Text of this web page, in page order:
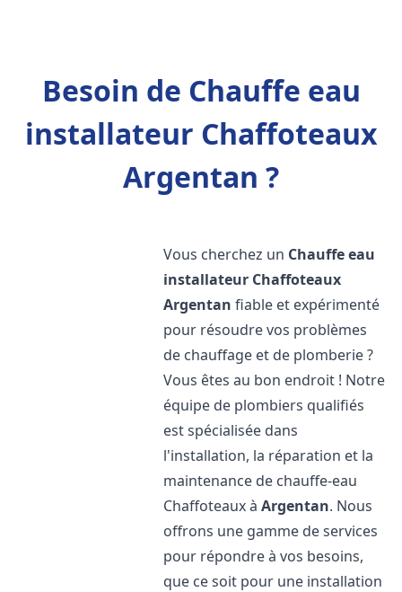
Besoin de Chauffe eau
installateur Chaffoteaux
Argentan ?
Vous cherchez un Chauffe eau
installateur Chaffoteaux
Argentan fiable et expérimenté
pour résoudre vos problèmes
de chauffage et de plomberie ?
Vous êtes au bon endroit ! Notre
équipe de plombiers qualifiés
est spécialisée dans
l'installation, la réparation et la
maintenance de chauffe-eau
Chaffoteaux àArgentan. Nous
offrons une gamme de services
pour répondre à vos besoins,
que ce soit pour une installation